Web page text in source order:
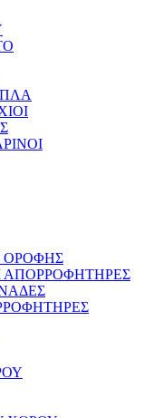
ΟΡΟΦΗΣ
ΑΠΟΡΡΟΦΗΤΗΡΕΣ